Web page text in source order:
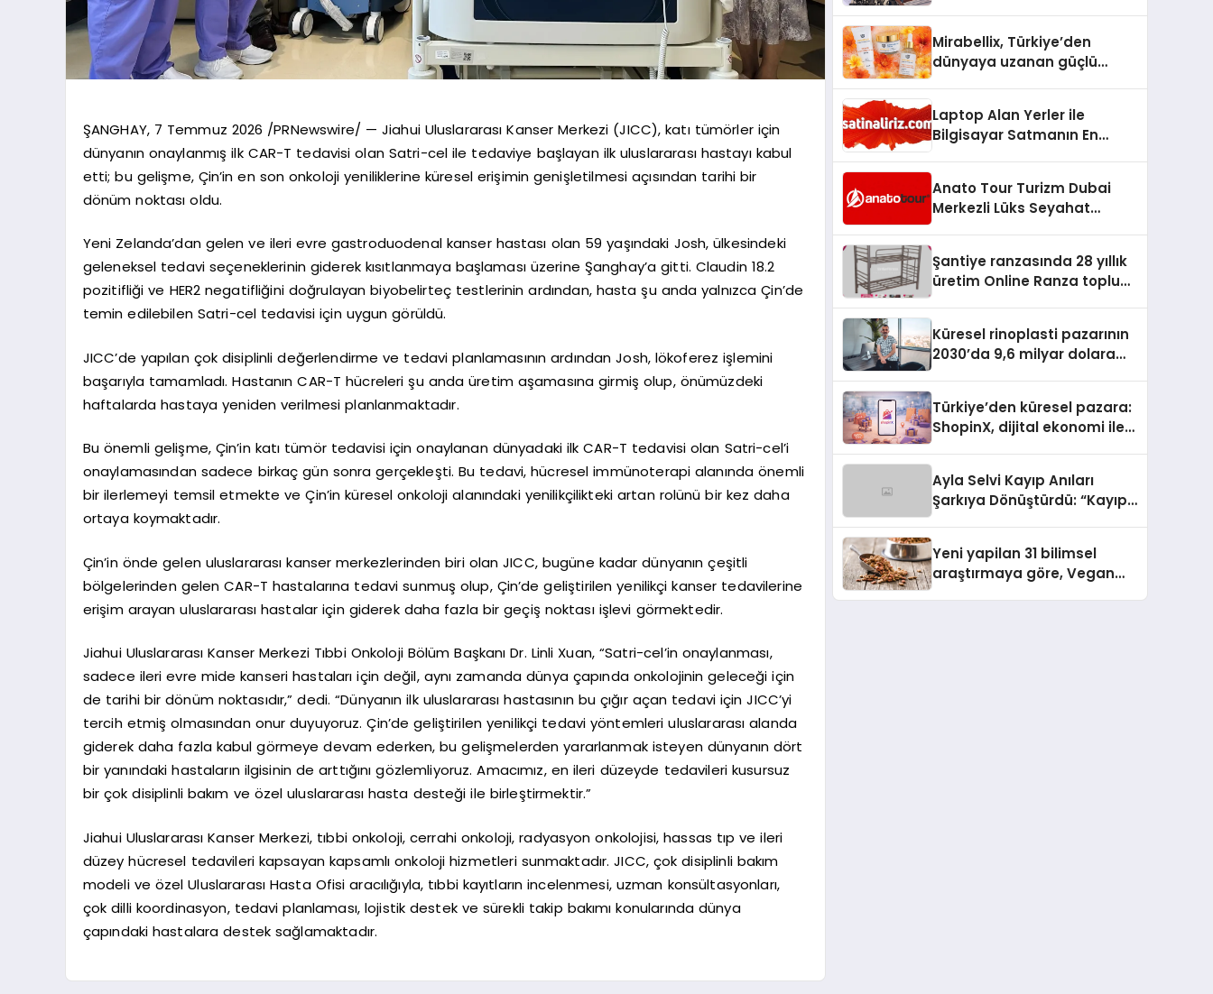
ŞANGHAY, 7 Temmuz 2026 /PRNewswire/ — Jiahui Uluslararası Kanser Merkezi (JICC), katı tümörler için
dünyanın onaylanmış ilk CAR-T tedavisi olan Satri-cel ile tedaviye başlayan ilk uluslararası hastayı kabul
etti; bu gelişme, Çin’in en son onkoloji yeniliklerine küresel erişimin genişletilmesi açısından tarihi bir
dönüm noktası oldu.
Yeni Zelanda’dan gelen ve ileri evre gastroduodenal kanser hastası olan 59 yaşındaki Josh, ülkesindeki
geleneksel tedavi seçeneklerinin giderek kısıtlanmaya başlaması üzerine Şanghay’a gitti. Claudin 18.2
pozitifliği ve HER2 negatifliğini doğrulayan biyobelirteç testlerinin ardından, hasta şu anda yalnızca Çin’de
temin edilebilen Satri-cel tedavisi için uygun görüldü.
JICC’de yapılan çok disiplinli değerlendirme ve tedavi planlamasının ardından Josh, lökoferez işlemini
başarıyla tamamladı. Hastanın CAR-T hücreleri şu anda üretim aşamasına girmiş olup, önümüzdeki
haftalarda hastaya yeniden verilmesi planlanmaktadır.
Bu önemli gelişme, Çin’in katı tümör tedavisi için onaylanan dünyadaki ilk CAR-T tedavisi olan Satri-cel’i
onaylamasından sadece birkaç gün sonra gerçekleşti. Bu tedavi, hücresel immünoterapi alanında önemli
bir ilerlemeyi temsil etmekte ve Çin’in küresel onkoloji alanındaki yenilikçilikteki artan rolünü bir kez daha
ortaya koymaktadır.
Çin’in önde gelen uluslararası kanser merkezlerinden biri olan JICC, bugüne kadar dünyanın çeşitli
bölgelerinden gelen CAR-T hastalarına tedavi sunmuş olup, Çin’de geliştirilen yenilikçi kanser tedavilerine
erişim arayan uluslararası hastalar için giderek daha fazla bir geçiş noktası işlevi görmektedir.
Jiahui Uluslararası Kanser Merkezi Tıbbi Onkoloji Bölüm Başkanı Dr. Linli Xuan, “Satri-cel’in onaylanması,
sadece ileri evre mide kanseri hastaları için değil, aynı zamanda dünya çapında onkolojinin geleceği için
de tarihi bir dönüm noktasıdır,” dedi. “Dünyanın ilk uluslararası hastasının bu çığır açan tedavi için JICC’yi
tercih etmiş olmasından onur duyuyoruz. Çin’de geliştirilen yenilikçi tedavi yöntemleri uluslararası alanda
giderek daha fazla kabul görmeye devam ederken, bu gelişmelerden yararlanmak isteyen dünyanın dört
bir yanındaki hastaların ilgisinin de arttığını gözlemliyoruz. Amacımız, en ileri düzeyde tedavileri kusursuz
bir çok disiplinli bakım ve özel uluslararası hasta desteği ile birleştirmektir.”
Jiahui Uluslararası Kanser Merkezi, tıbbi onkoloji, cerrahi onkoloji, radyasyon onkolojisi, hassas tıp ve ileri
düzey hücresel tedavileri kapsayan kapsamlı onkoloji hizmetleri sunmaktadır. JICC, çok disiplinli bakım
modeli ve özel Uluslararası Hasta Ofisi aracılığıyla, tıbbi kayıtların incelenmesi, uzman konsültasyonları,
çok dilli koordinasyon, tedavi planlaması, lojistik destek ve sürekli takip bakımı konularında dünya
çapındaki hastalara destek sağlamaktadır.
Mirabellix, Türkiye’den
dünyaya uzanan güçlü
Laptop Alan Yerler ile
Bilgisayar Satmanın En
Anato Tour Turizm Dubai
Merkezli Lüks Seyahat
Şantiye ranzasında 28 yıllık
üretim Online Ranza toplu
Küresel rinoplasti pazarının
2030’da 9,6 milyar dolara
Türkiye’den küresel pazara:
ShopinX, dijital ekonomi ile
Ayla Selvi Kayıp Anıları
Şarkıya Dönüştürdü: “Kayıp
Yeni yapilan 31 bilimsel
araştırmaya göre, Vegan